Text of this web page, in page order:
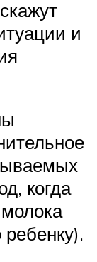
и
когда